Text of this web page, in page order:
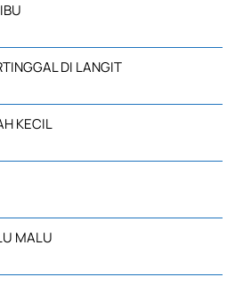
DI LANGIT
KECIL
MALU